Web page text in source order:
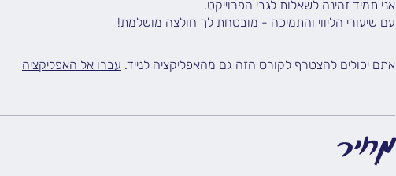
עם שיעורי הליווי והתמיכה - מובטחת לך חולצה מושלמת!
אתם יכולים להצטרף לקורס הזה גם מהאפליקציה לנייד. עברו אל האפליקציה
מחיר